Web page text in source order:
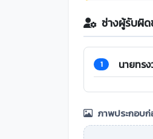
ช่างผู้รับผิด
1 นายทร
ภาพประกอบก่